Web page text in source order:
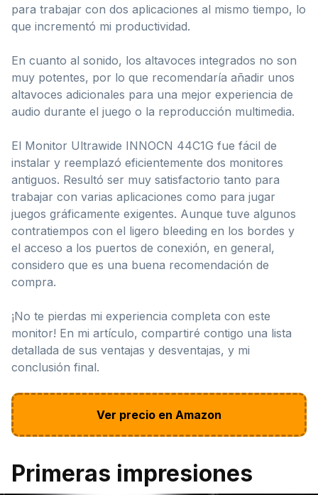
para trabajar con dos aplicaciones al mismo tiempo, lo
que incrementó mi productividad.
En cuanto al sonido, los altavoces integrados no son
muy potentes, por lo que recomendaría añadir unos
altavoces adicionales para una mejor experiencia de
audio durante el juego o la reproducción multimedia.
El Monitor Ultrawide INNOCN 44C1G fue fácil de
instalar y reemplazó eficientemente dos monitores
antiguos. Resultó ser muy satisfactorio tanto para
trabajar con varias aplicaciones como para jugar
juegos gráficamente exigentes. Aunque tuve algunos
contratiempos con el ligero bleeding en los bordes y
el acceso a los puertos de conexión, en general,
considero que es una buena recomendación de
compra.
¡No te pierdas mi experiencia completa con este
monitor! En mi artículo, compartiré contigo una lista
detallada de sus ventajas y desventajas, y mi
conclusión final.
Ver precio en Amazon
Primeras impresiones